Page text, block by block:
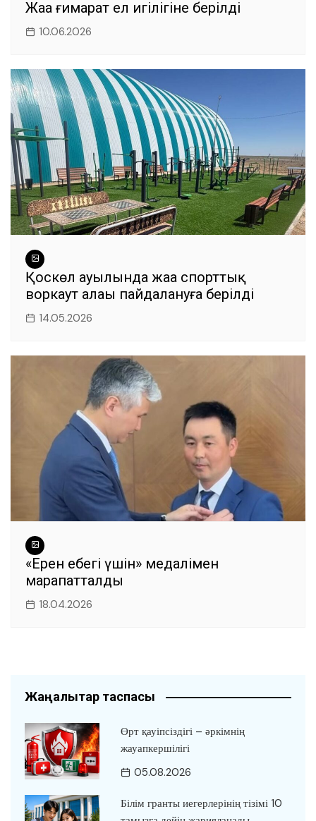
Жаңа ғимарат ел игілігіне берілді
10.06.2026
Қоскөл ауылында жаңа спорттық
воркаут алаңы пайдалануға берілді
14.05.2026
«Ерен еңбегі үшін» медалімен
марапатталды
18.04.2026
Жаңалықтар таспасы
Өрт қауіпсіздігі – әркімнің
жауапкершілігі
05.08.2026
Білім гранты иегерлерінің тізімі 10